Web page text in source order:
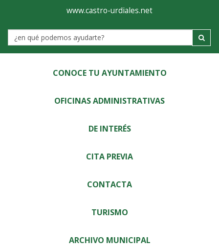
Ayuntamiento
de
Castro-
Urdiales
www.castro-urdiales.net
Label
CONOCE TU AYUNTAMIENTO
OFICINAS ADMINISTRATIVAS
DE INTERÉS
CITA PREVIA
CONTACTA
TURISMO
ARCHIVO MUNICIPAL